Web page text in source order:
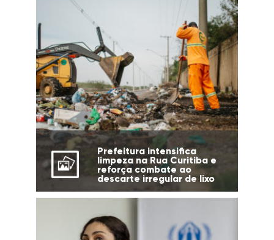
Prefeitura intensifica
limpeza na Rua Curitiba e
reforça combate ao
descarte irregular de lixo